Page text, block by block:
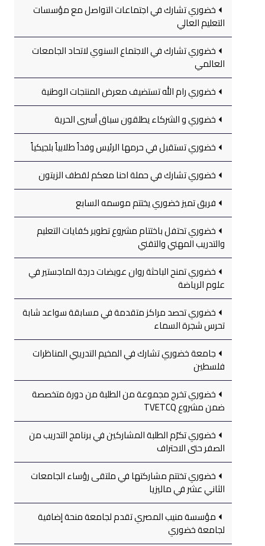
خضوري تشارك في اجتماعات التواصل مع مؤسسات
التعليم العالي
خضوري تشارك في الاجتماع السنوي لاتحاد الجامعات
العالمي
خضوري رام الله تستضيف معرض المنتجات الوطنية
خضوري و الشركاء يطلقون سباق أسرى الحرية
خضوري تستقبل في حرمها الرئيس وفداً طلابياً بلجيكياً
خضوري تشارك في حملة احنا معكم لقطف الزيتون
فريق تميز خضوري يختتم موسمه السابع
خضوري تحتفل باختتام مشروع تطوير كفايات التعليم
والتدريب المهني والتقني
خضوري تمنح الباحثة روان عويضات درجة الماجستير في
علوم الرياضة
خضوري تحصد مراكز متقدمة في مسابقة سواعد شابة
تحرس شجرة السماء
جامعة خضوري تشارك في المخيم التدريبي المناظرات
فلسطين
خضوري تخرج مجموعة من الطلبة من دورة متخصصة
ضمن مشروع TVETCQ
خضوري تكرّم الطلبة المشاركين في برنامج التدريب من
الصفر حتى الاحتراف
خضوري تختتم مشاركتها في ملتقى رؤساء الجامعات
الثاني عشر في ماليزيا
مؤسسة منيب المصري تقدم لجامعة منحة إضافية
لجامعة خضوري